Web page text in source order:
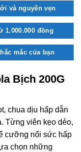
và nguyên vẹn
1.000.000 đồng
mắc của bạn
Bịch 200G
chua dịu hấp dẫn
Từng viên kẹo dẻo,
cưỡng nổi sức hấp
chọn những